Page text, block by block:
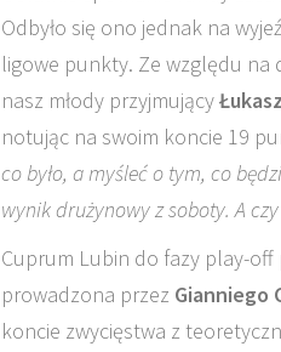
Odbyło się ono jednak na
ligowe punkty. Ze względu na
nasz młody przyjmujący
notując na swoim koncie 19
co było, a myśleć o tym, co
wynik drużynowy z soboty. A
Cuprum Lubin do fazy play-off
prowadzona przez Gianniego
koncie zwycięstwa z